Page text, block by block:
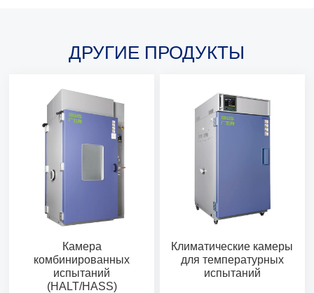
ДРУГИЕ ПРОДУКТЫ
Камера
комбинированных
испытаний
(HALT/HASS)
Климатические камеры
для температурных
испытаний